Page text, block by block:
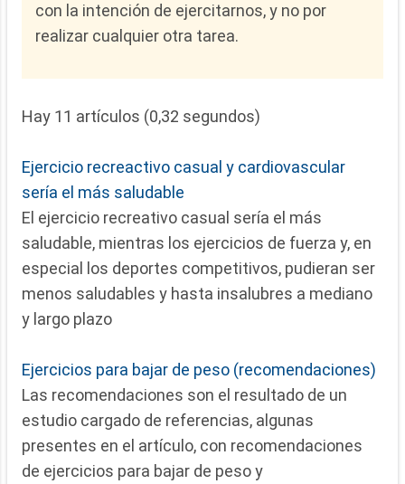
con la intención de ejercitarnos, y no por
realizar cualquier otra tarea.
Hay 11 artículos (0,32 segundos)
Ejercicio recreactivo casual y cardiovascular
sería el más saludable
El ejercicio recreativo casual sería el más
saludable, mientras los ejercicios de fuerza y, en
especial los deportes competitivos, pudieran ser
menos saludables y hasta insalubres a mediano
y largo plazo
Ejercicios para bajar de peso (recomendaciones)
Las recomendaciones son el resultado de un
estudio cargado de referencias, algunas
presentes en el artículo, con recomendaciones
de ejercicios para bajar de peso y